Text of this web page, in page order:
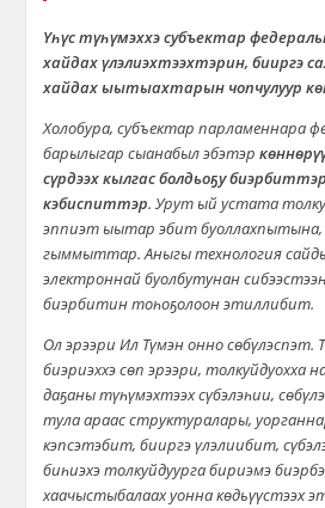
Үһүс түһүмэххэ субъектар
хайдах үлэлиэхтээхтэрин, бииргэ
хайдах ыытыахтарын чопчулуур
Холобура, субъектар парламеннара
барылыгар сыанабыл эбэтэр
сүрдээх кылгас болдьоҕу
кэбиспиттэр. Урут ый устата
эппиэт ыытар эбит буоллахпытына,
гыммыттар. Аныгы технология
электроннай буолбутунан
биэрбитин тоһоҕолоон этиллибит.
Ол эрээри Ил Түмэн онно сөбүлэспэт.
биэриэххэ сөп эрээри, толкуйдуохха
даҕаны түһүмэхтээх сүбэлэһии,
тула араас структуралары,
кэпсэтэбит, бииргэ үлэлиибит,
биһиэхэ толкуйдуурга бириэмэ
хаачыстыбалаах уонна көдьүүстээх